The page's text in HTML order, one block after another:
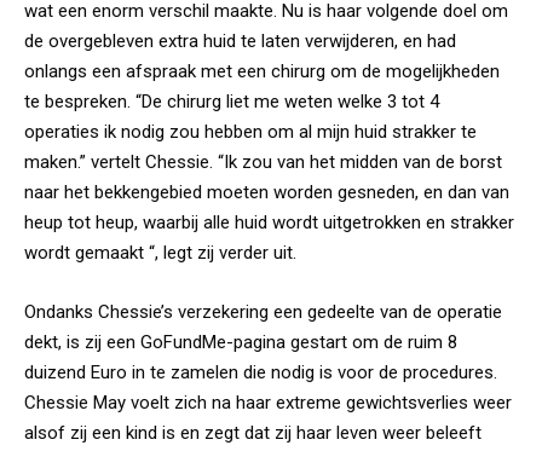
wat een enorm verschil maakte. Nu is haar volgende doel om
de overgebleven extra huid te laten verwijderen, en had
onlangs een afspraak met een chirurg om de mogelijkheden
te bespreken. “De chirurg liet me weten welke 3 tot 4
operaties ik nodig zou hebben om al mijn huid strakker te
maken.” vertelt Chessie. “Ik zou van het midden van de borst
naar het bekkengebied moeten worden gesneden, en dan van
heup tot heup, waarbij alle huid wordt uitgetrokken en strakker
wordt gemaakt “, legt zij verder uit.
Ondanks Chessie’s verzekering een gedeelte van de operatie
dekt, is zij een GoFundMe-pagina gestart om de ruim 8
duizend Euro in te zamelen die nodig is voor de procedures.
Chessie May voelt zich na haar extreme gewichtsverlies weer
alsof zij een kind is en zegt dat zij haar leven weer beleeft